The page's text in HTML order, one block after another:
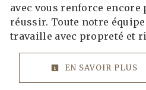
avec vous renforce
réussir. Toute notre
travaille avec propreté et
EN SAVOIR PLUS